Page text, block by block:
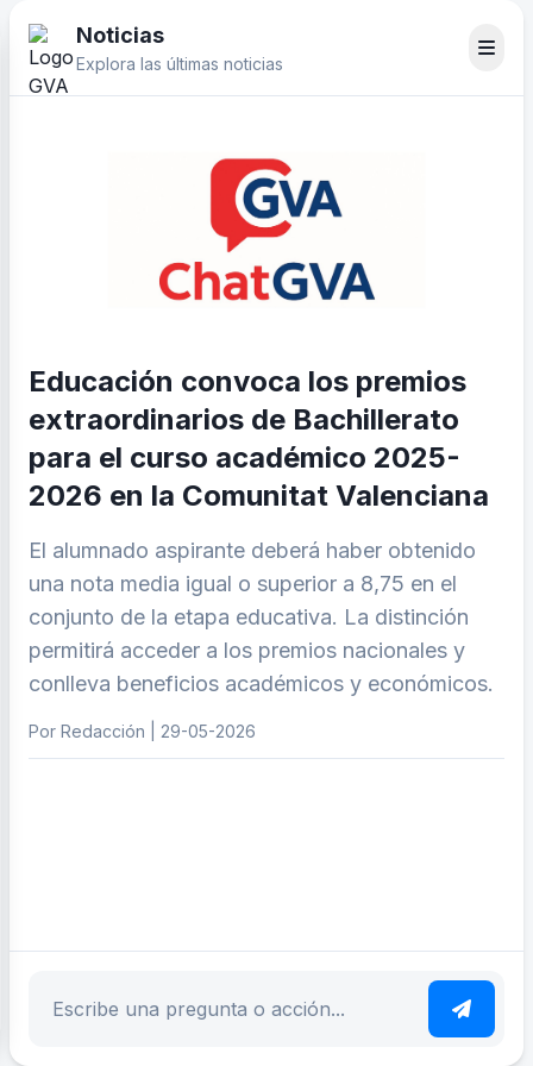
Noticias
Explora las últimas noticias
Educación convoca los premios
extraordinarios de Bachillerato
para el curso académico 2025-
2026 en la Comunitat Valenciana
El alumnado aspirante deberá haber obtenido
una nota media igual o superior a 8,75 en el
conjunto de la etapa educativa. La distinción
permitirá acceder a los premios nacionales y
conlleva beneficios académicos y económicos.
Por Redacción | 29-05-2026
Escribe tu pregunta